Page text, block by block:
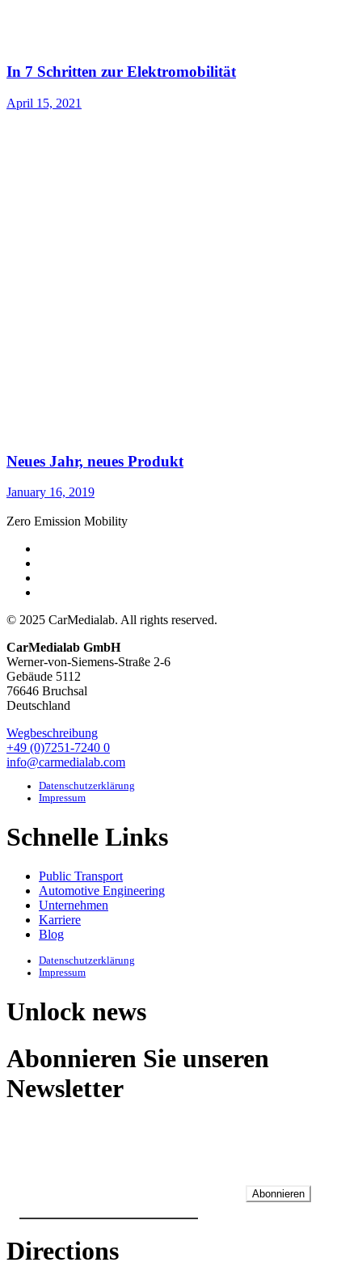
In 7 Schritten zur Elektromobilität
April 15, 2021
Neues Jahr, neues Produkt
January 16, 2019
Zero Emission Mobility
© 2025 CarMedialab. All rights reserved.
CarMedialab GmbH
Werner-von-Siemens-Straße 2-6
Gebäude 5112
76646 Bruchsal
Deutschland
Wegbeschreibung
+49 (0)7251-7240 0
info@carmedialab.com
Datenschutzerklärung
Impressum
Schnelle Links
Public Transport
Automotive Engineering
Unternehmen
Karriere
Blog
Datenschutzerklärung
Impressum
Unlock news
Abonnieren Sie unseren
Newsletter
Abonnieren
Directions